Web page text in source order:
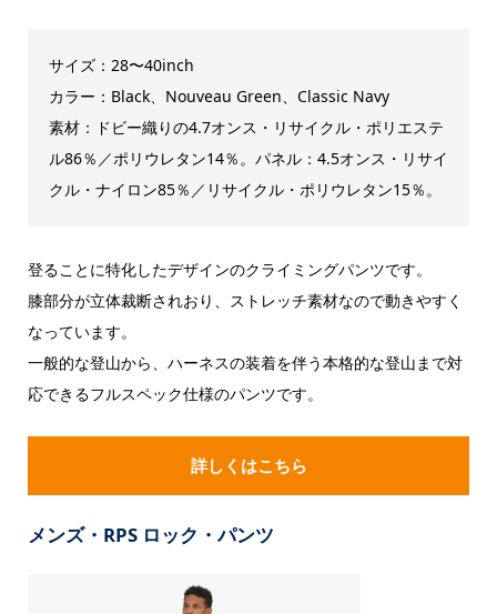
サイズ：28〜40inch
カラー：Black、Nouveau Green、Classic Navy
素材：ドビー織りの4.7オンス・リサイクル・ポリエステ
ル86％／ポリウレタン14％。パネル：4.5オンス・リサイ
クル・ナイロン85％／リサイクル・ポリウレタン15％。
登ることに特化したデザインのクライミングパンツです。
膝部分が立体裁断されおり、ストレッチ素材なので動きやすく
なっています。
一般的な登山から、ハーネスの装着を伴う本格的な登山まで対
応できるフルスペック仕様のパンツです。
詳しくはこちら
メンズ・RPS ロック・パンツ